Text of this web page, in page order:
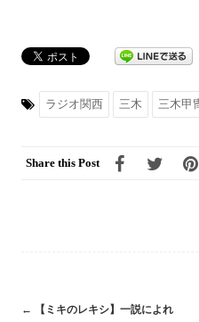
ラジオ関西 三木 三木甲
Share this Post
←
【ミキのレキシ】一説によれ